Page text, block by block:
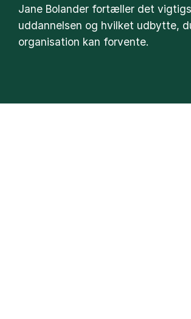
Jane Bolander fortæller det
uddannelsen og hvilket udbytte,
organisation kan forvente.